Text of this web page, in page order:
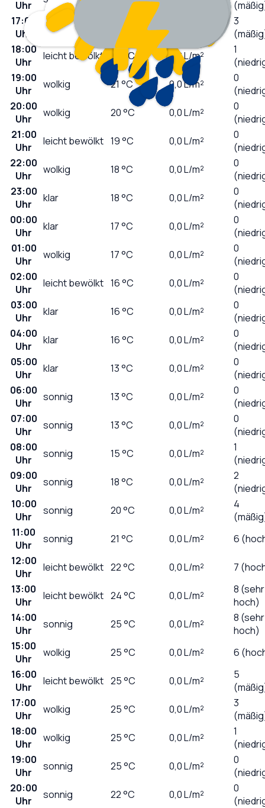
Uhr
17:00
Uhr
leicht bewölkt °C
3
18:00
Uhr
leicht bewölkt 22 °C 0,0L/m²
1
19:00
Uhr
wolkig 21 °C 0,0L/m²
0
20:00
Uhr
wolkig 20°C 0,0L/m²
0
21:00
Uhr
leicht bewölkt 19°C 0,0L/m²
0
22:00
Uhr
wolkig 18°C 0,0L/m²
0
23:00
Uhr
klar 18°C 0,0L/m²
0
00:00
Uhr
klar 17°C 0,0L/m²
0
01:00
Uhr
wolkig 17°C 0,0L/m²
0
02:00
Uhr
leicht bewölkt 16°C 0,0L/m²
0
03:00
Uhr
klar 16°C 0,0L/m²
0
04:00
Uhr
klar 16°C 0,0L/m²
0
05:00
Uhr
klar 13°C 0,0L/m²
0
06:00
Uhr
sonnig 13°C 0,0L/m²
0
07:00
Uhr
sonnig 13°C 0,0L/m²
0
08:00
Uhr
sonnig 15°C 0,0L/m²
1
09:00
Uhr
sonnig 18°C 0,0L/m²
2
10:00
Uhr
sonnig 20°C 0,0L/m²
4
11:00
Uhr
sonnig 21 °C 0,0L/m²
6
12:00
Uhr
leicht bewölkt 22°C 0,0L/m²
7
13:00
Uhr
leicht bewölkt 24°C 0,0L/m²
8 (sehr
hoch)
14:00
Uhr
sonnig 25°C 0,0L/m²
8 (sehr
hoch)
15:00
Uhr
wolkig 25°C 0,0L/m²
6
16:00
Uhr
leicht bewölkt 25°C 0,0L/m²
5
17:00
Uhr
wolkig 25°C 0,0L/m²
3
18:00
Uhr
wolkig 25°C 0,0L/m²
1
19:00
Uhr
sonnig 25°C 0,0L/m²
0
20:00
Uhr
sonnig 22°C 0,0L/m²
0